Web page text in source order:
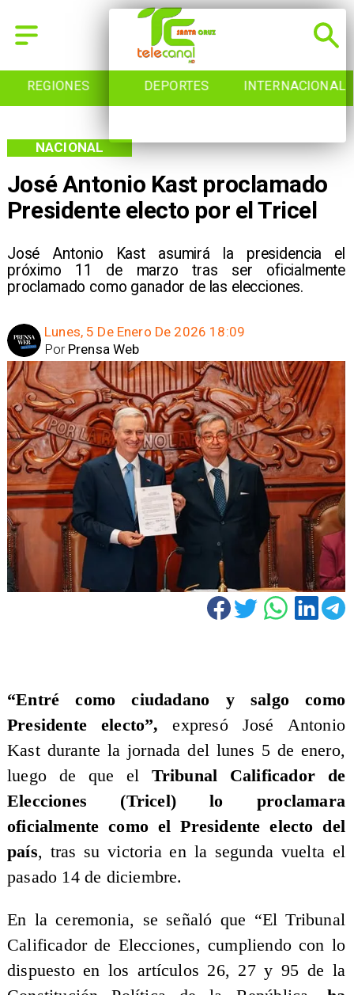
REGIONES DEPORTES INTERNACIONAL
José Antonio Kast proclamado
Presidente electo por el Tricel
José Antonio Kast asumirá la presidencia el
próximo 11 de marzo tras ser oficialmente
proclamado como ganador de las elecciones.
NACIONAL
Lunes, 5 De Enero De 2026 18:09
Prensa Web
Por
“Entré como ciudadano y salgo como
Presidente electo”, expresó José Antonio
Kast durante la jornada del lunes 5 de enero,
luego de que el Tribunal Calificador de
Elecciones (Tricel) lo proclamara
oficialmente como el Presidente electo del
país, tras su victoria en la segunda vuelta el
pasado 14 de diciembre.
En la ceremonia, se señaló que “El Tribunal
Calificador de Elecciones, cumpliendo con lo
dispuesto en los artículos 26, 27 y 95 de la